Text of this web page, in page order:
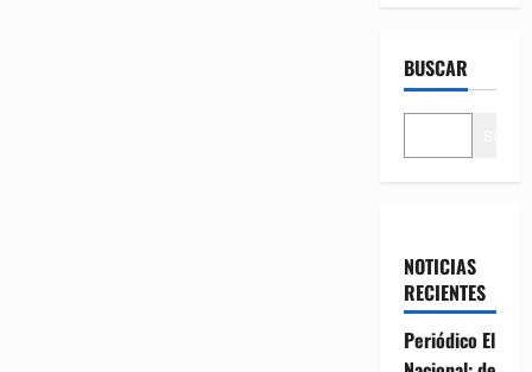
BUSCAR
NOTICIAS
RECIENTES
Periódico El